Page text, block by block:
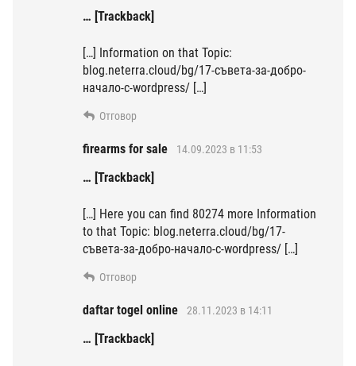
… [Trackback]
[…] Information on that Topic:
blog.neterra.cloud/bg/17-съвета-за-добро-
начало-с-wordpress/ […]
Отговор
firearms for sale 14.09.2023 в 11:53
… [Trackback]
[…] Here you can find 80274 more Information
to that Topic: blog.neterra.cloud/bg/17-
съвета-за-добро-начало-с-wordpress/ […]
Отговор
daftar togel online 28.11.2023 в 14:11
… [Trackback]